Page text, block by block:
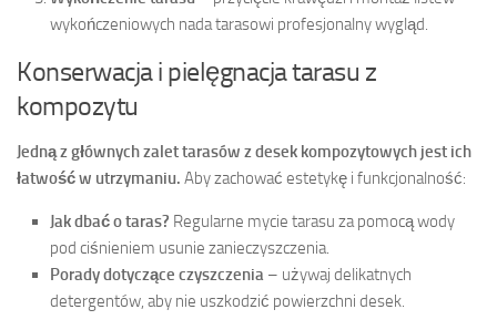
wykończeniowych nada tarasowi profesjonalny wygląd.
Konserwacja i pielęgnacja tarasu z
kompozytu
Jedną z głównych zalet tarasów z desek kompozytowych jest ich
łatwość w utrzymaniu. Aby zachować estetykę i funkcjonalność:
Jak dbać o taras? Regularne mycie tarasu za pomocą wody
pod ciśnieniem usunie zanieczyszczenia.
Porady dotyczące czyszczenia – używaj delikatnych
detergentów, aby nie uszkodzić powierzchni desek.